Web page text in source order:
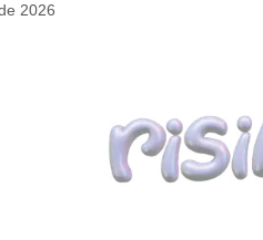
2026